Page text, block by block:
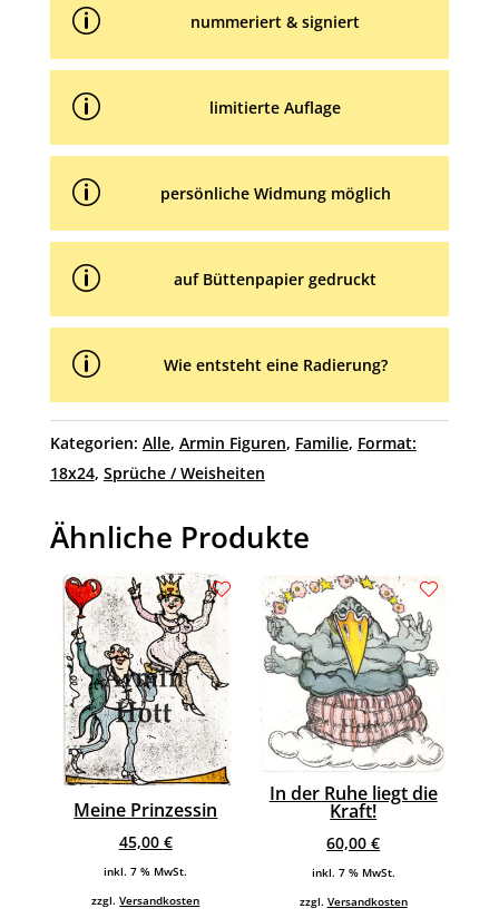
p nummeriert & signiert
p limitierte Auflage
p persönliche Widmung möglich
p auf Büttenpapier gedruckt
p Wie entsteht eine Radierung?
Kategorien: Alle, Armin Figuren, Familie, Format:
18x24, Sprüche / Weisheiten
Ähnliche Produkte
Meine Prinzessin
45,00 €
inkl. 7 % MwSt.
zzgl.Versandkosten
In der Ruhe liegt die
Kraft!
60,00€
inkl. 7 % MwSt.
zzgl. Versandkosten